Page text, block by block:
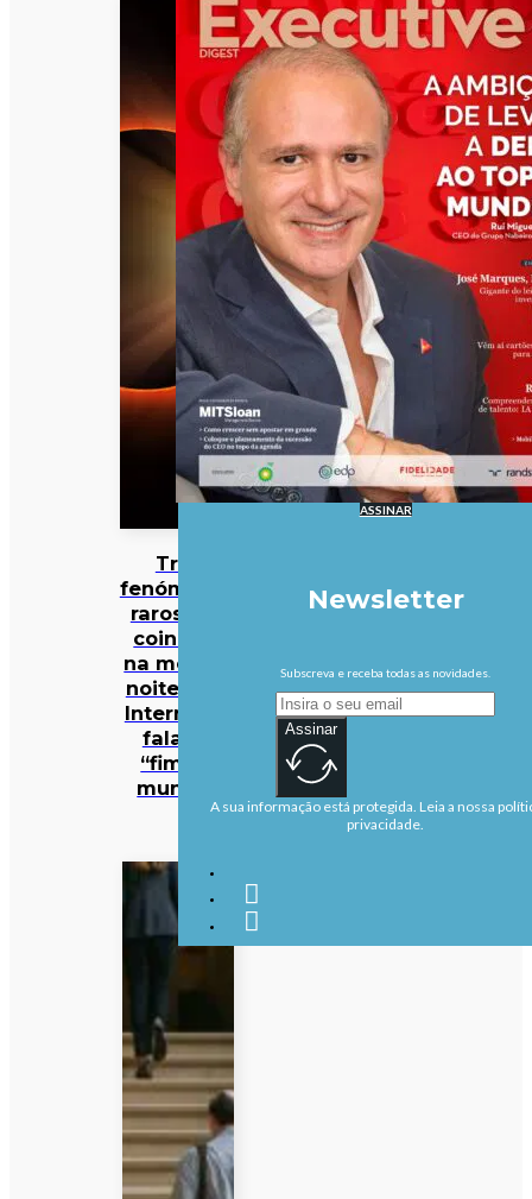
Três
fenómenos
raros vão
coincidir
na mesma
noite… e a
Internet já
fala no
“fim do
mundo”
ASSINAR
Newsletter
Subscreva e receba todas as novidades.
Assinar
A sua informação está protegida. Leia a nossa
privacidade.